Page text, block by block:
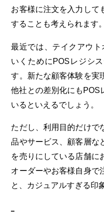
お客様に注文を入力して
することも考えられます。
最近では、テイクアウ
いくためにPOSレジシ
す。新たな顧客体験を実
他社との差別化にもPOS
いるといえるでしょう。
ただし、利用目的だけで
品やサービス、顧客層な
を売りにしている店舗に
オーダーやお客様自身で
と、カジュアルすぎる印